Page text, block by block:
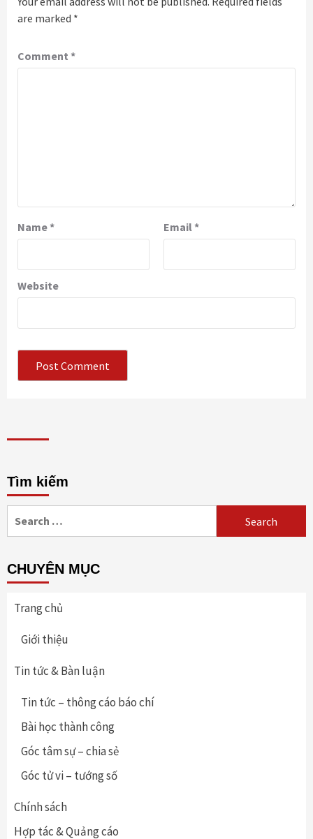
are marked *
Comment *
Name* Email*
Website
Tìm kiếm
CHUYÊN MỤC
Trang chủ
Giới thiệu
Tin tức & Bàn luận
Tin tức – thông cáo báo chí
Bài học thành công
Góc tâm sự – chia sẻ
Góc tử vi – tướng số
Chính sách
Hợp tác & Quảng cáo